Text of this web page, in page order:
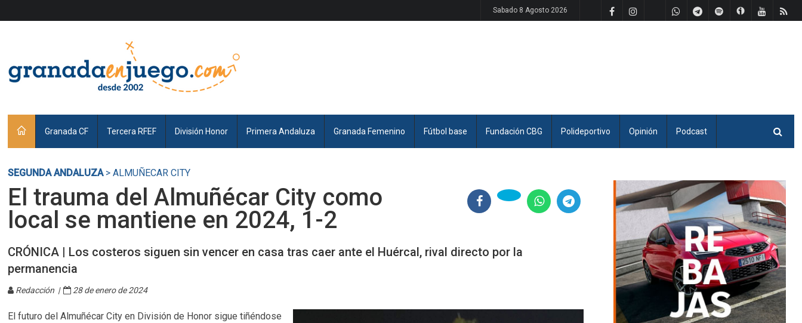
Sabado 8 Agosto 2026
Granada CF Tercera RFEF División Honor Primera Andaluza Granada Femenino Fútbol base Fundación CBG Polideportivo Opinión Podcast
SEGUNDA ANDALUZA> ALMUÑECAR CITY
El trauma del Almuñécar City como
local se mantiene en 2024, 1-2
CRÓNICA | Los costeros siguen sin vencer en casa tras caer ante el Huércal, rival directo por la
permanencia
Redacción | 28 de enero de 2024
El futuro del Almuñécar City en División de Honor sigue tiñéndose